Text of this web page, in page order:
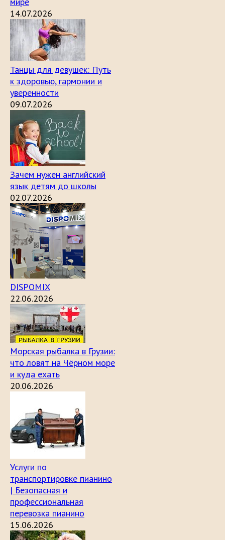
14.07.2026
Танцы для девушек: Путь
к здоровью, гармонии и
уверенности
09.07.2026
Зачем нужен английский
язык детям до школы
02.07.2026
DISPOMIX
22.06.2026
Морская рыбалка в Грузии:
что ловят на Чёрном море
и куда ехать
20.06.2026
Услуги по
транспортировке пианино
| Безопасная и
профессиональная
перевозка пианино
15.06.2026